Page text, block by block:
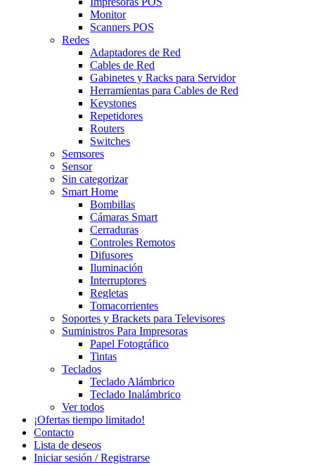
Monitor
Scanners POS
Redes
Adaptadores de Red
Cables de Red
Gabinetes y Racks para Servidor
Herramientas para Cables de Red
Keystones
Repetidores
Routers
Switches
Semsores
Sensor
Sin categorizar
Smart Home
Bombillas
Cámaras Smart
Cerraduras
Controles Remotos
Difusores
Iluminación
Interruptores
Regletas
Tomacorrientes
Soportes y Brackets para Televisores
Suministros Para Impresoras
Papel Fotográfico
Tintas
Teclados
Teclado Alámbrico
Teclado Inalámbrico
Ver todos
¡Ofertas tiempo limitado!
Contacto
Lista de deseos
Iniciar sesión / Registrarse